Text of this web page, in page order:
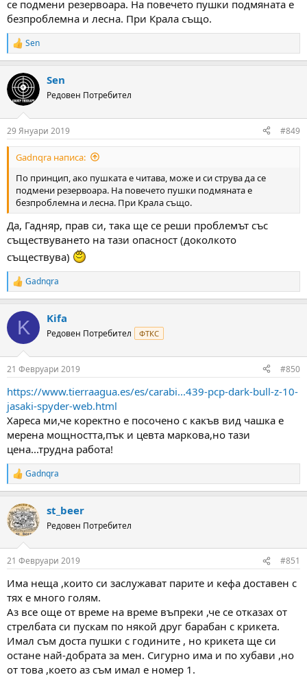
се подмени резервоара. На повечето пушки подмяната е
безпроблемна и лесна. При Крала също.
R
e
c
t
i
s
:
Sen
Sen
Редовен Потребител
29 Януари 2019 #849
Gadnqra написа:
По принцип, ако пушката е читава, може и си струва да се
подмени резервоара. На повечето пушки подмяната е
безпроблемна и лесна. При Крала също.
Да, Гадняр, прав си, така ще се реши проблемът със
съществуването на тази опасност (доколкото
съществува)
R
e
c
i
s
Gadnqra
K Kifa
Редовен Потребител ФТКС
21 Февруари 2019 #850
https://www.tierraagua.es/es/carabi...439-pcp-dark-bull-z-10-
jasaki-spyder-web.html
Хареса ми,че коректно е посочено с какъв вид чашка е
мерена мощността,пък и цевта маркова,но тази
цена...трудна работа!
R
e
c
t
i
s
Gadnqra
st_beer
Редовен Потребител
21 Февруари 2019 #851
Има неща ,които си заслужават парите и кефа доставен с
тях е много голям.
Аз все още от време на време въпреки ,че се отказах от
стрелбата си пускам по някой друг барабан с крикета.
Имал съм доста пушки с годините , но крикета ще си
остане най-добрата за мен. Сигурно има и по хубави ,но
от това ,което аз съм имал е номер 1.